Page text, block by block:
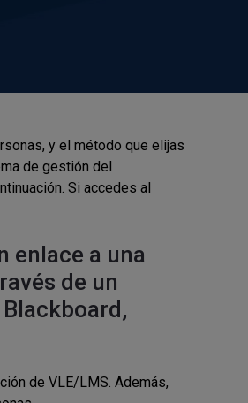
y el método que elijas
de gestión del
Si accedes al
enlace a una
de un
de VLE/LMS. Además,